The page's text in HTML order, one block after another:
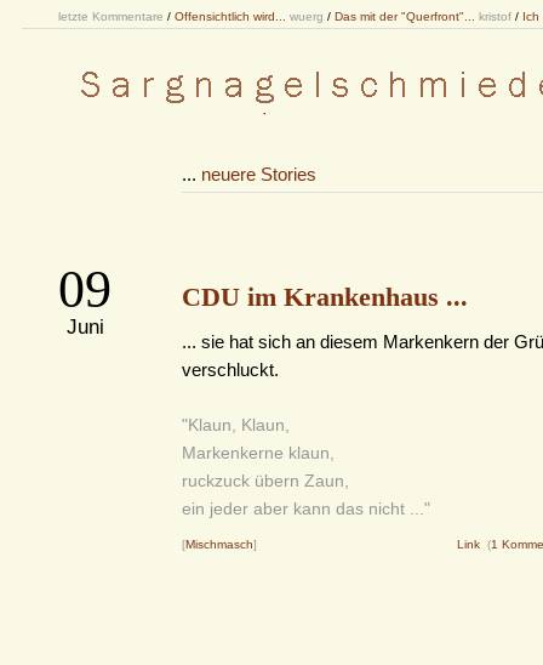
letzte Kommentare / Offensichtlich wird... wuerg / Das mit der "Querfront"... kristof / Ich
... neuere Stories
09
Juni
CDU im Krankenhaus ...
... sie hat sich an diesem Markenkern der
verschluckt.
"Klaun, Klaun,
Markenkerne klaun,
ruckzuck übern Zaun,
ein jeder aber kann das nicht ..."
[Mischmasch] Link (1